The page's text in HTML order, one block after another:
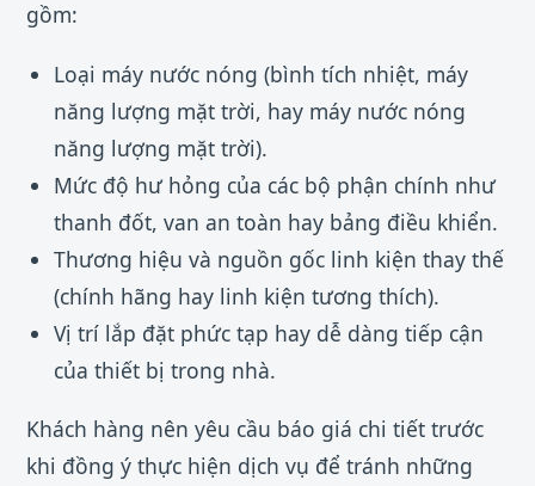
gồm:
Loại máy nước nóng (bình tích nhiệt, máy
năng lượng mặt trời, hay máy nước nóng
năng lượng mặt trời).
Mức độ hư hỏng của các bộ phận chính như
thanh đốt, van an toàn hay bảng điều khiển.
Thương hiệu và nguồn gốc linh kiện thay thế
(chính hãng hay linh kiện tương thích).
Vị trí lắp đặt phức tạp hay dễ dàng tiếp cận
của thiết bị trong nhà.
Khách hàng nên yêu cầu báo giá chi tiết trước
khi đồng ý thực hiện dịch vụ để tránh những